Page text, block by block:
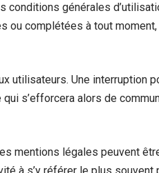
conditions générales
ou complétées à tout
utilisateurs. Une interruption
s’efforcera alors de
mentions légales peuvent